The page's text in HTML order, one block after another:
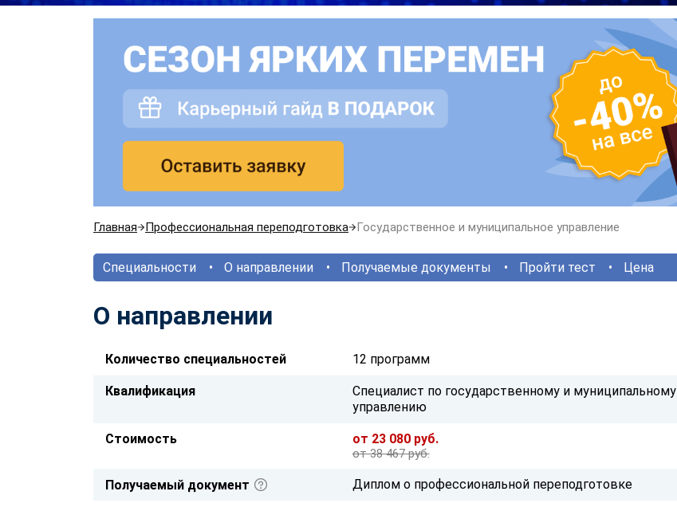
Главная Профессиональная переподготовка Государственное и муниципальное управление
Специальности О направлении Получаемые документы Пройти тест Цена
О направлении
Количество специальностей 12 программ
Квалификация
Специалист по государственному и муниципальному
управлению
Стоимость от 23 080 руб.
от 38 467 руб.
Получаемый документ Диплом о профессиональной переподготовке